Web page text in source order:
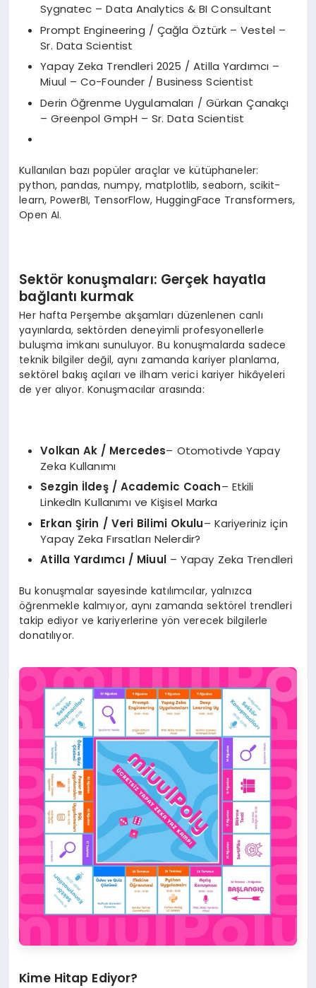
Sygnatec – Data Analytics & BI Consultant
Prompt Engineering / Çağla Öztürk – Vestel –
Sr. Data Scientist
Yapay Zeka Trendleri 2025 / Atilla Yardımcı –
Miuul – Co-Founder / Business Scientist
Derin Öğrenme Uygulamaları / Gürkan Çanakçı
– Greenpol GmpH – Sr. Data Scientist
Kullanılan bazı popüler araçlar ve kütüphaneler:
python, pandas, numpy, matplotlib, seaborn, scikit-
learn, PowerBI, TensorFlow, HuggingFace Transformers,
Open AI.
Sektör konuşmaları: Gerçek hayatla
bağlantı kurmak
Her hafta Perşembe akşamları düzenlenen canlı
yayınlarda, sektörden deneyimli profesyonellerle
buluşma imkanı sunuluyor. Bu konuşmalarda sadece
teknik bilgiler değil, aynı zamanda kariyer planlama,
sektörel bakış açıları ve ilham verici kariyer hikâyeleri
de yer alıyor. Konuşmacılar arasında:
Volkan Ak / Mercedes– Otomotivde Yapay
Zeka Kullanımı
Sezgin İldeş / Academic Coach– Etkili
LinkedIn Kullanımı ve Kişisel Marka
Erkan Şirin / Veri Bilimi Okulu– Kariyeriniz için
Yapay Zeka Fırsatları Nelerdir?
Atilla Yardımcı / Miuul– Yapay Zeka Trendleri
Bu konuşmalar sayesinde katılımcılar, yalnızca
öğrenmekle kalmıyor, aynı zamanda sektörel trendleri
takip ediyor ve kariyerlerine yön verecek bilgilerle
donatılıyor.
Kime Hitap Ediyor?